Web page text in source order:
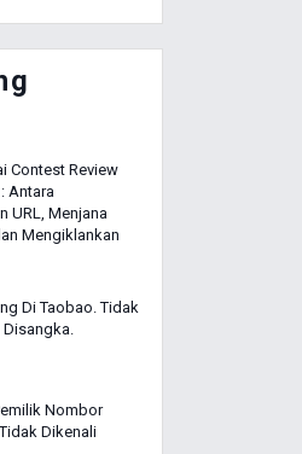
Contest Review
Antara
URL, Menjana
Mengiklankan
Di Taobao. Tidak
Disangka.
Nombor
Dikenali